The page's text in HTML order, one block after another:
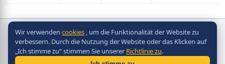
Copyright © Scorpion Table Hockey Systems
2010 - 2026
Разработка сайта -
Wir verwenden cookies , um die Funktionalität der Website zu
verbessern. Durch die Nutzung der Website oder das Klicken auf
„Ich stimme zu“ stimmen Sie unserer Richtlinie zu.